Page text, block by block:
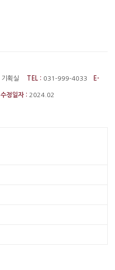
기획실 TEL : 031-999-4033 E-
수정일자 : 2024.02